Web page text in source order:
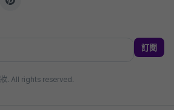
訂閱
. All rights reserved.